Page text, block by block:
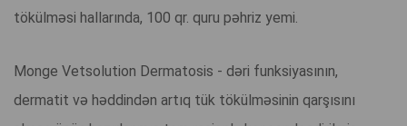
tökülməsi hallarında, 100 qr. quru pəhriz yemi.
Monge Vetsolution Dermatosis - dəri funksiyasının,
dermatit və həddindən artıq tük tökülməsinin qarşısını